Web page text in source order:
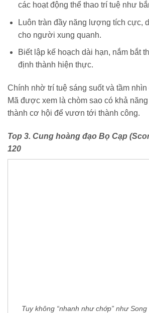
các hoạt động thể thao trí tuệ như
Luôn tràn đầy năng lượng tích cực,
cho người xung quanh.
Biết lập kế hoạch dài hạn, nắm bắt
định thành hiện thực.
Chính nhờ trí tuệ sáng suốt và tầm
Mã được xem là chòm sao có khả
thành cơ hội để vươn tới thành công.
Top 3. Cung hoàng đạo Bọ Cạp
120
Tuy không “nhanh như chớp” như